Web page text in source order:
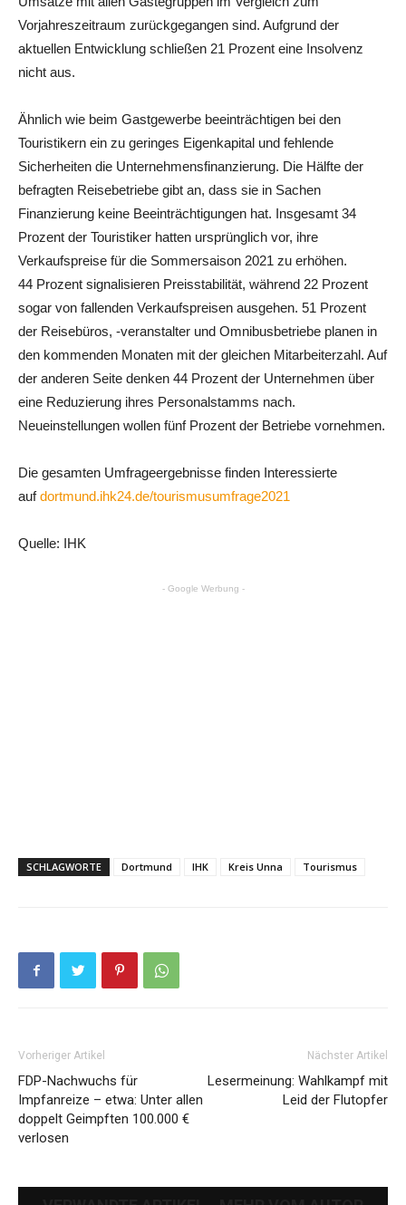
Vorjahreszeitraum zurückgegangen sind. Aufgrund der
aktuellen Entwicklung schließen 21 Prozent eine Insolvenz
nicht aus.
Ähnlich wie beim Gastgewerbe beeinträchtigen bei den
Touristikern ein zu geringes Eigenkapital und fehlende
Sicherheiten die Unternehmensfinanzierung. Die Hälfte der
befragten Reisebetriebe gibt an, dass sie in Sachen
Finanzierung keine Beeinträchtigungen hat. Insgesamt 34
Prozent der Touristiker hatten ursprünglich vor, ihre
Verkaufspreise für die Sommersaison 2021 zu erhöhen.
44 Prozent signalisieren Preisstabilität, während 22 Prozent
sogar von fallenden Verkaufspreisen ausgehen. 51 Prozent
der Reisebüros, -veranstalter und Omnibusbetriebe planen in
den kommenden Monaten mit der gleichen Mitarbeiterzahl. Auf
der anderen Seite denken 44 Prozent der Unternehmen über
eine Reduzierung ihres Personalstamms nach.
Neueinstellungen wollen fünf Prozent der Betriebe vornehmen.
Die gesamten Umfrageergebnisse finden Interessierte
aufdortmund.ihk24.de/tourismusumfrage2021
Quelle: IHK
- Google Werbung -
SCHLAGWORTE Dortmund IHK Kreis Unna Tourismus
Vorheriger Artikel
FDP-Nachwuchs für
Impfanreize – etwa: Unter allen
doppelt Geimpften 100.000 €
verlosen
Nächster Artikel
Lesermeinung: Wahlkampf mit
Leid der Flutopfer